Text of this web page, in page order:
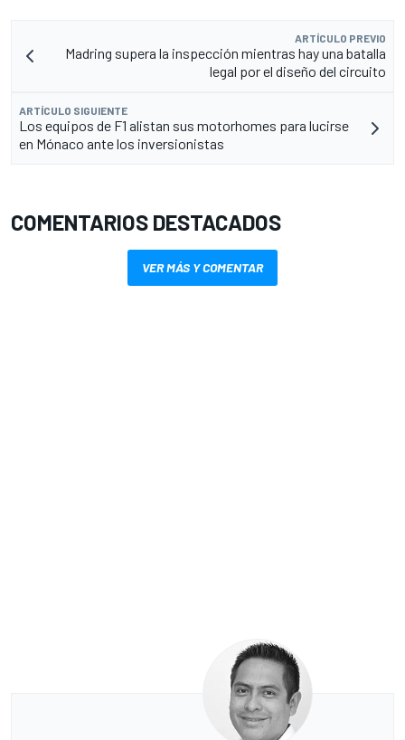
ARTÍCULO PREVIO
Madring supera la inspección mientras hay una batalla
legal por el diseño del circuito
ARTÍCULO SIGUIENTE
Los equipos de F1 alistan sus motorhomes para lucirse
en Mónaco ante los inversionistas
COMENTARIOS DESTACADOS
VER MÁS Y COMENTAR